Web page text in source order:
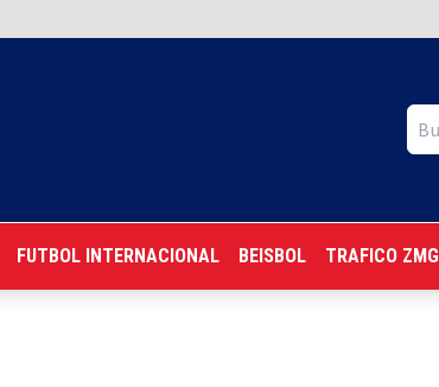
FUTBOL INTERNACIONAL BEISBOL TRAFICO ZMG